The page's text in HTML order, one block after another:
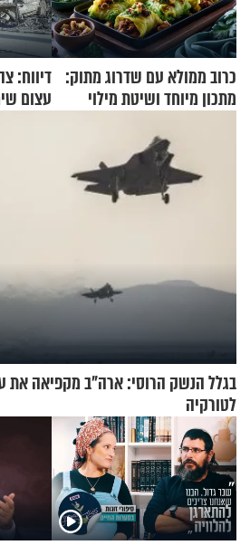
כרוב ממולא עם שדרוג מתוק:
מתכון מיוחד ושיטת מילוי
דיווח:
עצום
בגלל הנשק הרוסי: ארה"ב מקפיאה את
לטורקיה